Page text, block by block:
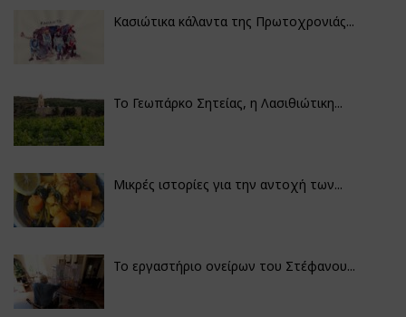
Κασιώτικα κάλαντα της Πρωτοχρονιάς...
Το Γεωπάρκο Σητείας, η Λασιθιώτικη...
Μικρές ιστορίες για την αντοχή των...
Το εργαστήριο ονείρων του Στέφανου...